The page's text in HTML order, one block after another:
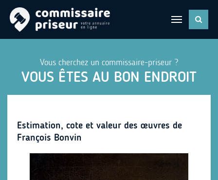
Vous cherchez un commissaire-priseur ?
VOUS ÊTES AU BON ENDROIT
Estimation, cote et valeur des œuvres de
François Bonvin